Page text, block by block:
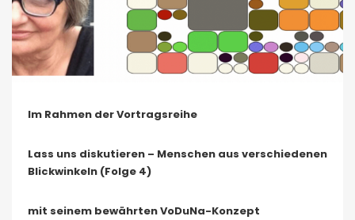
Im Rahmen der Vortragsreihe
Lass uns diskutieren – Menschen aus verschiedenen
Blickwinkeln (Folge 4)
mit seinem bewährten VoDuNa-Konzept